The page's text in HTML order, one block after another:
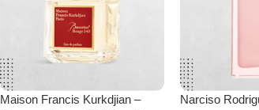
Maison Francis Kurkdjian –
Narciso